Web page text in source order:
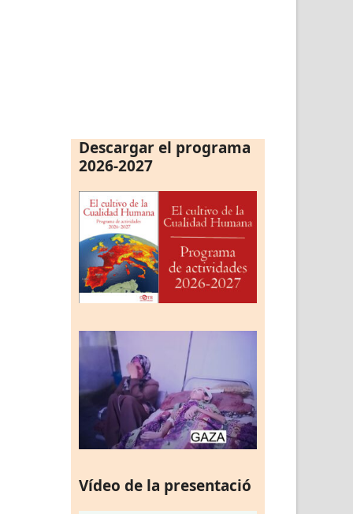
Descargar el programa
2026-2027
Vídeo de la presentació